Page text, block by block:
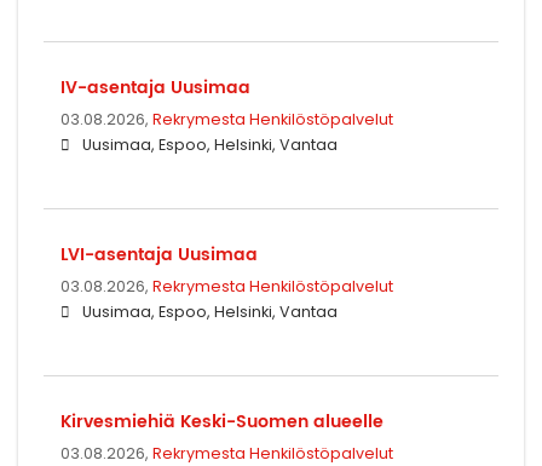
IV-asentaja Uusimaa
03.08.2026, Rekrymesta Henkilöstöpalvelut
Uusimaa, Espoo, Helsinki, Vantaa
LVI-asentaja Uusimaa
03.08.2026, Rekrymesta Henkilöstöpalvelut
Uusimaa, Espoo, Helsinki, Vantaa
Kirvesmiehiä Keski-Suomen alueelle
03.08.2026, Rekrymesta Henkilöstöpalvelut